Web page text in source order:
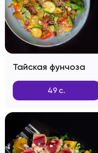
Тайская фунчоза
49 с.